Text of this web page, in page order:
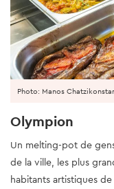
Photo: Manos
Olympion
Un melting-pot de
de la ville, les plus
habitants artistiques de